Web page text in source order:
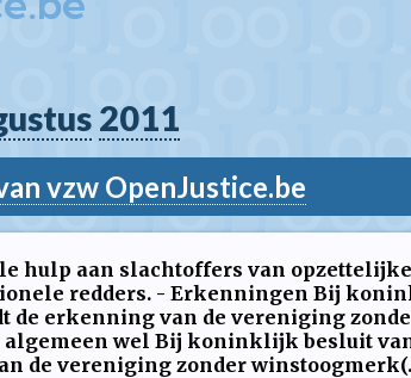
2011
vzw OpenJustice.be
hulp aan slachtoffers van opzettelijke
redders. - Erkenningen Bij
de erkenning van de vereniging
wel Bij koninklijk besluit
de vereniging zonder